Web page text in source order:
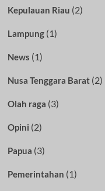
Kepulauan Riau (2)
Lampung(1)
News (1)
Nusa Tenggara Barat(2)
Olah raga (3)
Opini (2)
Papua (3)
Pemerintahan (1)